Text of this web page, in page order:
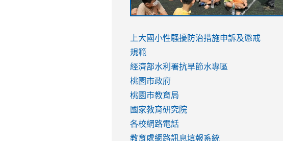
to
https://www.youtube.com/watch?
v=hC_gdZndU9s
to
https://www.youtube.com/watch?
v=hC_gdZndU9s
link
to
https://www.youtube.com/watch?
v=mfpNykQ0g4M
上大國小性騷擾防治措施申訴及懲戒
規範
經濟部水利署抗旱節水專區
桃園市政府
桃園市教育局
國家教育研究院
各校網路電話
教育處網路訊息填報系統